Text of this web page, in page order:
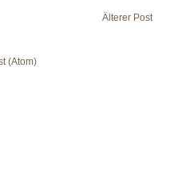
Älterer Post
(Atom)